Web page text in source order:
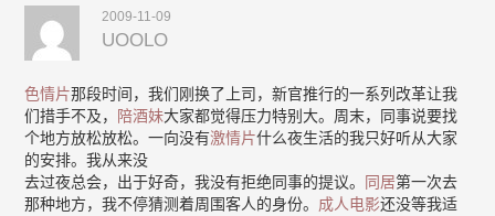
2009-11-09
UOOLO
色情片那段时间，我们刚换了上司，新官推行的一系列改革让我
们措手不及， 陪酒妹大家都觉得压力特别大。周末，同事说要找
个地方放松放松。一向没有激情片什么夜生活的我只好听从大家
的安排。我从来没
去过夜总会，出于好奇，我没有拒绝同事的提议。 同居第一次去
那种地方，我不停猜测着周围客人的身份。 成人电影还没等我适